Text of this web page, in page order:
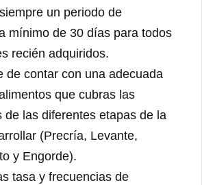
un periodo de
mínimo de 30 días para todos
recién adquiridos.
de contar con una adecuada
que cubras las
de las diferentes etapas de la
(Precría, Levante,
y Engorde).
tasa y frecuencias de